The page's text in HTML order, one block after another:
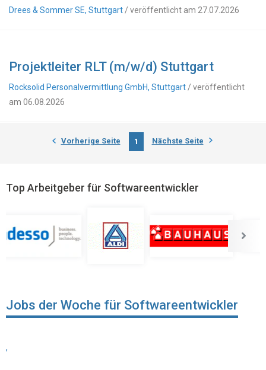
Drees & Sommer SE, Stuttgart / veröffentlicht am 27.07.2026
Projektleiter RLT (m/w/d) Stuttgart
Rocksolid Personalvermittlung GmbH, Stuttgart / veröffentlicht
am 06.08.2026
Vorherige Seite 1 Nächste Seite
Top Arbeitgeber für Softwareentwickler
Jobs der Woche für Softwareentwickler
,